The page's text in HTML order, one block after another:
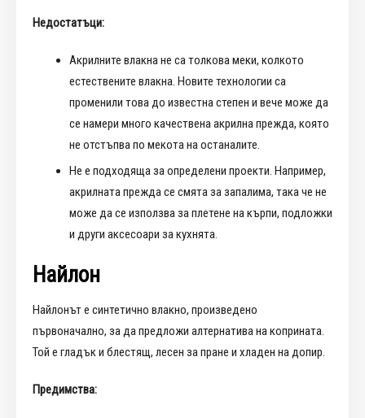
Недостатъци:
Акрилните влакна не са толкова меки, колкото
естествените влакна. Новите технологии са
променили това до известна степен и вече може да
се намери много качествена акрилна прежда, която
не отстъпва по мекота на останалите.
Не е подходяща за определени проекти. Например,
акрилната прежда се смята за запалима, така че не
може да се използва за плетене на кърпи, подложки
и други аксесоари за кухнята.
Найлон
Найлонът е синтетично влакно, произведено
първоначално, за да предложи алтернатива на коприната.
Той е гладък и блестящ, лесен за пране и хладен на допир.
Предимства: